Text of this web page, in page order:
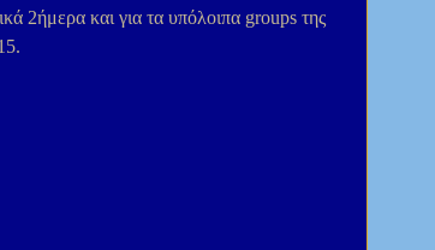
2ήμερα και για τα υπόλοιπα groups της